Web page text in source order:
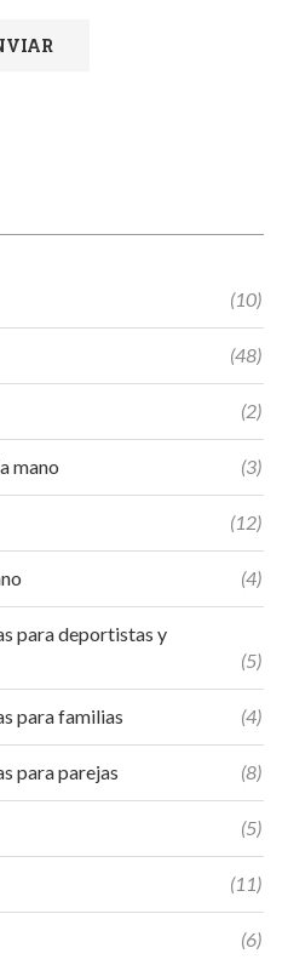
(10)
(48)
(2)
mano (3)
(12)
(4)
para deportistas y
(5)
para familias (4)
para parejas (8)
(5)
(11)
(6)